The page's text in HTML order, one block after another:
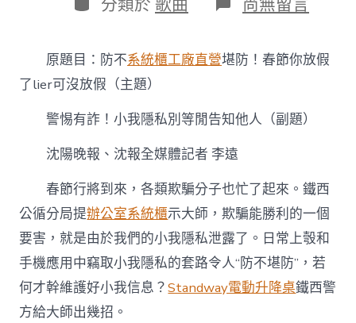
期
類
分類於 歌曲
〈防
堪
防！
嵐
辦
設
計
節
你
放
假
了
lier
尚無留言
原題目：防不系統櫃工廠直營堪防！春節你放假
了lier可沒放假（主題）
警惕有詐！小我隱私別等閒告知他人（副題）
沈陽晚報、沈報全媒體記者 李遠
春節行將到來，各類欺騙分子也忙了起來。鐵西
公循分局提辦公室系統櫃示大師，欺騙能勝利的一個
要害，就是由於我們的小我隱私泄露了。日常上彀和
手機應用中竊取小我隱私的套路令人“防不堪防”，若
何才幹維護好小我信息？Standway電動升降桌鐵西警
方給大師出幾招。